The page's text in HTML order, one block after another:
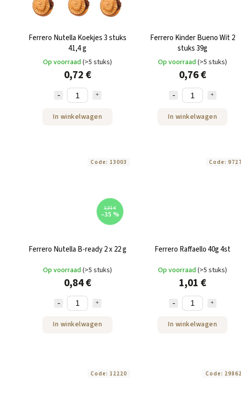
Ferrero Nutella Koekjes 3 stuks
41,4 g
Op voorraad (>5 stuks)
0,72 €
In winkelwagen
Ferrero Kinder Bueno Wit 2
stuks 39g
Op voorraad (>5 stuks)
0,76 €
In winkelwagen
1,31 €
–35 %
Ferrero Nutella B-ready 2 x 22 g
Op voorraad (>5 stuks)
0,84 €
In winkelwagen
Code: 13003
Ferrero Raffaello 40g 4st
Op voorraad (>5 stuks)
1,01 €
In winkelwagen
Code: 9727
Code: 12220 Code: 29862